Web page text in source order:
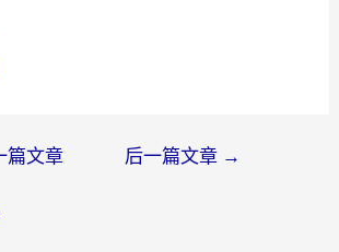
篇文章 后一篇文章 →